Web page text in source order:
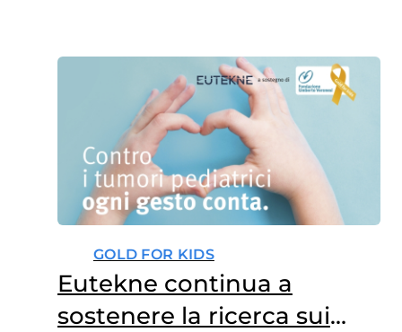
GOLD FOR KIDS
Eutekne continua a
sostenere la ricerca sui